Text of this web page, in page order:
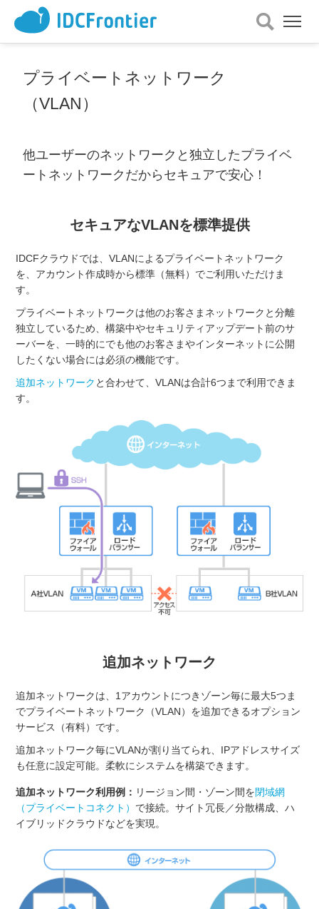
メ
ニ
ュ
プライベートネットワーク
（VLAN）
他ユーザーのネットワークと独立したプライベ
ートネットワークだからセキュアで安心！
セキュアなVLANを標準提供
IDCFクラウドでは、VLANによるプライベートネットワーク
を、アカウント作成時から標準（無料）でご利用いただけま
す。
プライベートネットワークは他のお客さまネットワークと分離
独立しているため、構築中やセキュリティアップデート前のサ
ーバーを、一時的にでも他のお客さまやインターネットに公開
したくない場合には必須の機能です。
追加ネットワーク と合わせて、VLANは合計6つまで利用できま
す。
追加ネットワーク
追加ネットワークは、1アカウントにつきゾーン毎に最大5つま
でプライベートネットワーク（VLAN）を追加できるオプション
サービス（有料）です。
追加ネットワーク毎にVLANが割り当てられ、IPアドレスサイズ
も任意に設定可能。柔軟にシステムを構築できます。
追加ネットワーク利用例： リージョン間・ゾーン間を閉域網
（プライベートコネクト） で接続。サイト冗長／分散構成、ハ
イブリッドクラウドなどを実現。